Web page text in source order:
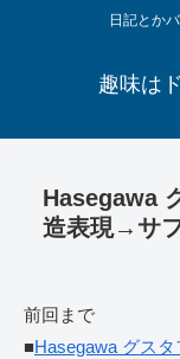
日記とか
趣味は
Hasegawa
造表現→サ
前回まで
■Hasegawa グス